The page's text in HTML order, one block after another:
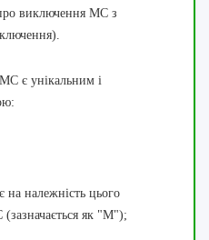
виключення МС з
є унікальним і
на належність цього
як "M");